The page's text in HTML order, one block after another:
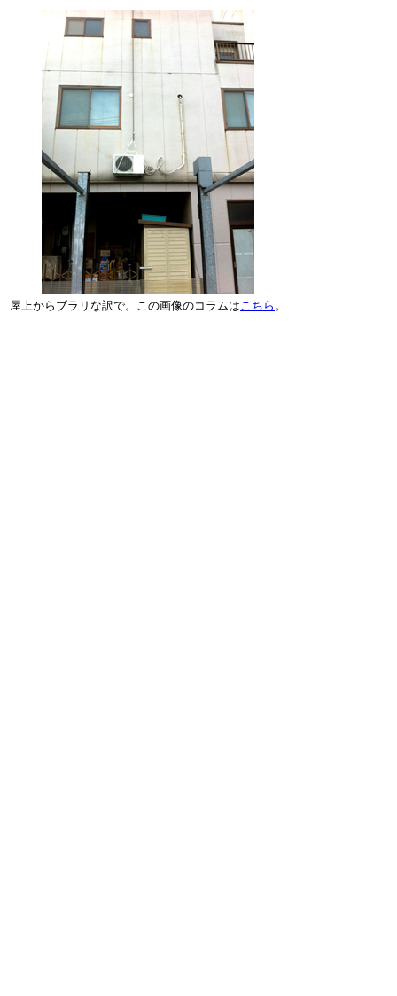
屋上からブラリな訳で。この画像のコラムはこちら 。